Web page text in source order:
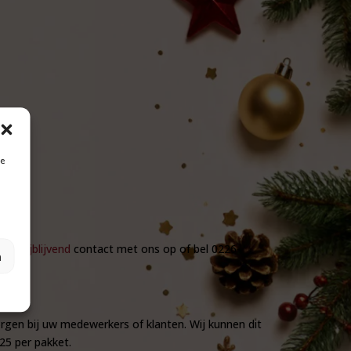
hier vrijblijvend contact met ons op of bel 0226-
bij uw medewerkers of klanten. Wij kunnen dit
per pakket.